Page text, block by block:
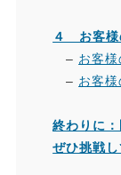
４ お客様
– お客
– お客
終わりに
ぜひ挑戦